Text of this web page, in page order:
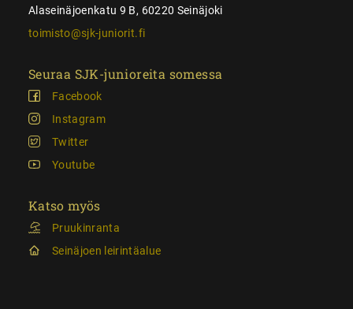
Alaseinäjoenkatu 9 B, 60220 Seinäjoki
toimisto@sjk-juniorit.fi
Seuraa SJK-junioreita somessa
Facebook
Instagram
Twitter
Youtube
Katso myös
Pruukinranta
Seinäjoen leirintäalue